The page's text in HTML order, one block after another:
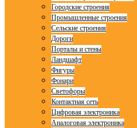
Городские строения
Промышленные строения
Сельские строения
Дороги
Порталы и стены
Ландшафт
Фигуры
Фонари
Светофоры
Контактная сеть
Цифровая электроника
Аналоговая электроника